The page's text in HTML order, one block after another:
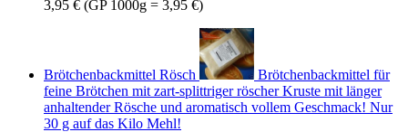
3,95 € (GP 1000g = 3,95 €)
Brötchenbackmittel Rösch
Brötchenbackmittel für
feine Brötchen mit zart-splittriger röscher Kruste mit länger
anhaltender Rösche und aromatisch vollem Geschmack! Nur
30 g auf das Kilo Mehl!